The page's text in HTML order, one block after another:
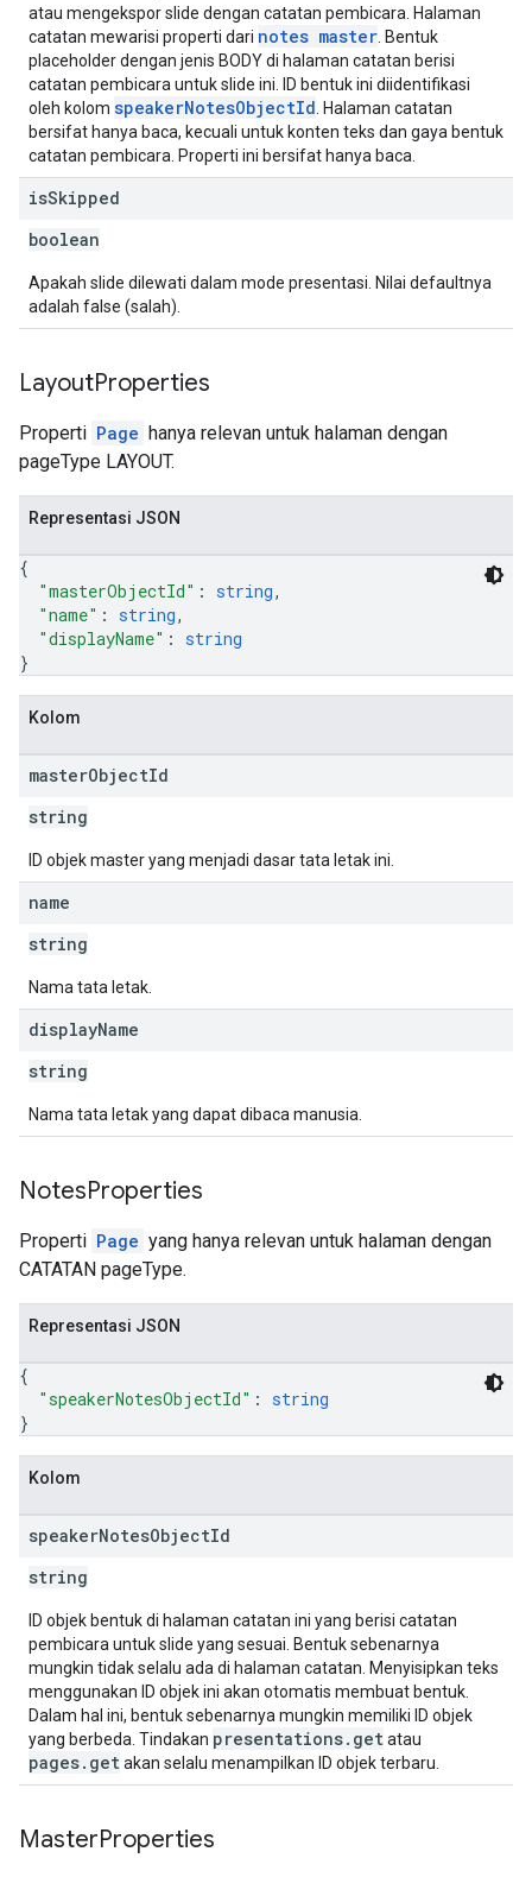
atau mengekspor slide dengan catatan pembicara. Halaman
catatan mewarisi properti dari notes master . Bentuk
placeholder dengan jenis BODY di halaman catatan berisi
catatan pembicara untuk slide ini. ID bentuk ini diidentifikasi
oleh kolom speakerNotesObjectId . Halaman catatan
bersifat hanya baca, kecuali untuk konten teks dan gaya bentuk
catatan pembicara. Properti ini bersifat hanya baca.
isSkipped
boolean
Apakah slide dilewati dalam mode presentasi. Nilai defaultnya
adalah false (salah).
LayoutProperties
Properti Page hanya relevan untuk halaman dengan
pageType LAYOUT.
Representasi JSON
{
"masterObjectId" : string,
"name" : string,
"displayName" : string
}
Kolom
masterObjectId
string
ID objek master yang menjadi dasar tata letak ini.
name
string
Nama tata letak.
displayName
string
Nama tata letak yang dapat dibaca manusia.
NotesProperties
Properti Page yang hanya relevan untuk halaman dengan
CATATAN pageType.
Representasi JSON
{
"speakerNotesObjectId" : string
}
Kolom
speakerNotesObjectId
string
ID objek bentuk di halaman catatan ini yang berisi catatan
pembicara untuk slide yang sesuai. Bentuk sebenarnya
mungkin tidak selalu ada di halaman catatan. Menyisipkan teks
menggunakan ID objek ini akan otomatis membuat bentuk.
Dalam hal ini, bentuk sebenarnya mungkin memiliki ID objek
yang berbeda. Tindakan presentations.getatau
pages.getakan selalu menampilkan ID objek terbaru.
MasterProperties